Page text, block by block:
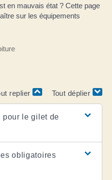
en mauvais état ? Cette page
sur les équipements
replier Tout déplier
pour le gilet de
obligatoires